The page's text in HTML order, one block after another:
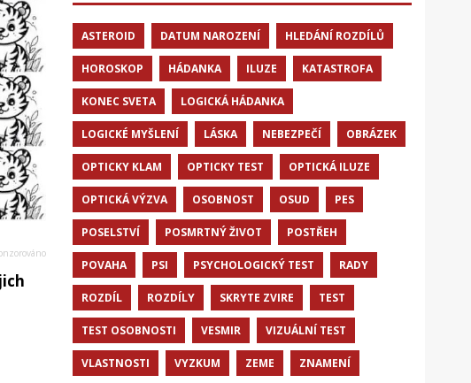
ASTEROID DATUM NAROZENÍ HLEDÁNÍ ROZDÍLŮ
HOROSKOP HÁDANKA ILUZE KATASTROFA
KONEC SVETA LOGICKÁ HÁDANKA
LOGICKÉ MYŠLENÍ LÁSKA NEBEZPEČÍ OBRÁZEK
OPTICKY KLAM OPTICKY TEST OPTICKÁ ILUZE
OPTICKÁ VÝZVA OSOBNOST OSUD PES
POSELSTVÍ POSMRTNÝ ŽIVOT POSTŘEH
POVAHA PSI PSYCHOLOGICKÝ TEST RADY
ROZDÍL ROZDÍLY SKRYTE ZVIRE TEST
TEST OSOBNOSTI VESMIR VIZUÁLNÍ TEST
VLASTNOSTI VYZKUM ZEME ZNAMENÍ